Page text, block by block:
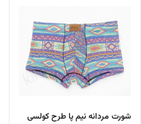
شورت مردانه نیم پا طرح کولسی